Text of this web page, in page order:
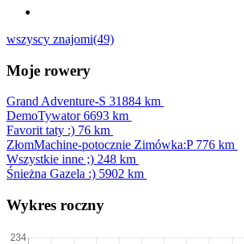
wszyscy znajomi(49)
Moje rowery
Grand Adventure-S 31884 km
DemoTywator6693 km
Favorit taty :) 76 km
ZłomMachine-potocznie Zimówka:P 776 km
Wszystkie inne ;) 248 km
Śnieżna Gazela :) 5902 km
Wykres roczny